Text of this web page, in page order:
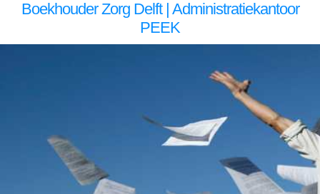
Boekhouder Zorg Delft | Administratiekantoor
PEEK